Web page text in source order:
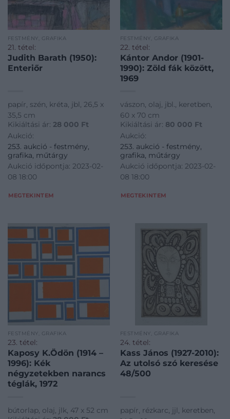
FESTMÉNY, GRAFIKA
21. tétel:
Judith Barath (1950):
Enteriőr
papír, szén, kréta, jbl, 26,5 x
35,5 cm
Kikiáltási ár: 28 000 Ft
Aukció:
253. aukció - festmény,
grafika, műtárgy
Aukció időpontja: 2023-02-
08 18:00
MEGTEKINTEM
FESTMÉNY, GRAFIKA
22. tétel:
Kántor Andor (1901-
1990): Zöld fák között,
1969
vászon, olaj, jbl., keretben,
60 x 70 cm
Kikiáltási ár: 80 000 Ft
Aukció:
253. aukció - festmény,
grafika, műtárgy
Aukció időpontja: 2023-02-
08 18:00
MEGTEKINTEM
FESTMÉNY, GRAFIKA
23. tétel:
Kaposy K.Ödön (1914 –
1996): Kék
négyzetekben narancs
téglák, 1972
bútorlap, olaj, jlk, 47 x 52 cm
FESTMÉNY, GRAFIKA
24. tétel:
Kass János (1927-2010):
Az utolsó szó keresése
48/500
papír, rézkarc, jjl, keretben,